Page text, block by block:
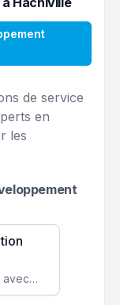
de service
en
les
Faites évoluer votre business avec des solutions logicielles personnalisées, parfaitement adaptées à vos besoins spécifiques.